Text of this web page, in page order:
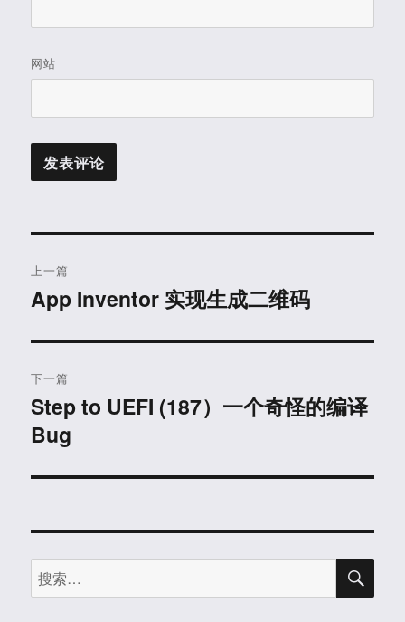
网站
章
航
上一篇
上
文
章：
App Inventor 实现生成二维码
下一篇
下
篇
章：
Step to UEFI (187）一个奇怪的编译
Bug
搜
索：
搜